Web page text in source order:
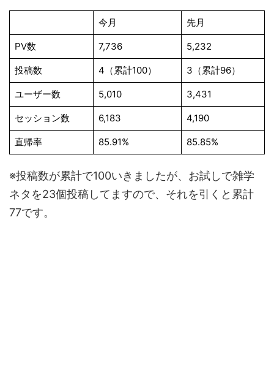
今月 先月
PV数 7,736 5,232
投稿数 4（累計100） 3（累計96）
ユーザー数 5,010 3,431
セッション数 6,183 4,190
直帰率 85.91% 85.85%
※投稿数が累計で100いきましたが、お試しで雑学
ネタを23個投稿してますので、それを引くと累計
77です。